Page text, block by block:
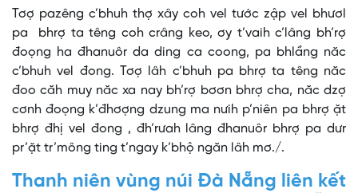
Tơợ pazêng c’bhuh thợ xây coh vel tước zập vel bhươl
pa bhrợ ta têng coh crâng keo, ơy t’vaih c’lâng bh’rợ
đoọng ha đhanuôr da ding ca coong, pa bhlầng năc
c’bhuh vel đong. Tơợ lâh c’bhuh pa bhrợ ta têng năc
đoo căh muy năc xa nay bh’rợ bơơn bhrợ cha, năc dzợ
cơnh đoọng k’đhơợng dzung ma nưih p’niên pa bhrợ ặt
bhrợ đhị vel đong , đh’rưah lâng đhanuôr bhrợ pa dưr
pr’ặt tr’mông ting t’ngay k’bhộ ngăn lâh mơ./.
Thanh niên vùng núi Đà Nẵng liên kết